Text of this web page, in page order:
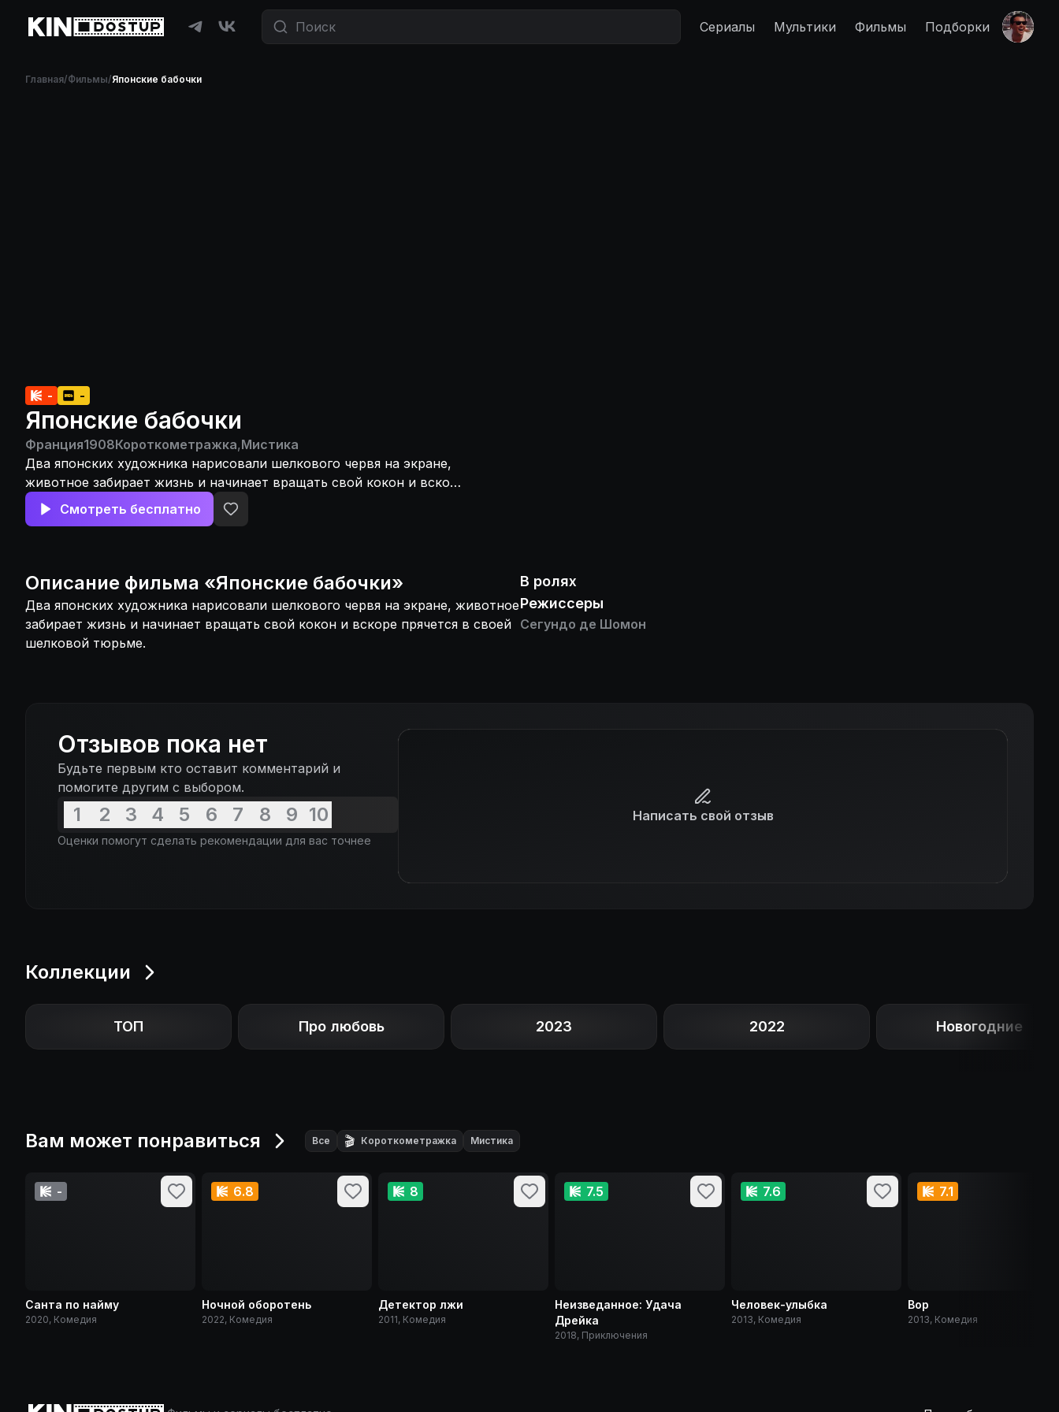
Сериалы Мультики Фильмы Подборки
Главная/Фильмы/Японские бабочки
- -
Японские бабочки
Франция1908Короткометражка,Мистика
Два японских художника нарисовали шелкового червя на экране,
животное забирает жизнь и начинает вращать свой кокон и вскоре
прячется в своей шелковой тюрьме.
Смотреть бесплатно
Описание фильма «Японские бабочки»
Два японских художника нарисовали шелкового червя на экране, животное
забирает жизнь и начинает вращать свой кокон и вскоре прячется в своей
шелковой тюрьме.
В ролях
Режиссеры
Сегундо де Шомон
Отзывов пока нет
Будьте первым кто оставит комментарий и
помогите другим с выбором.
1 2 3 4 5 6 7 8 9 10
Оценки помогут сделать рекомендации для вас точнее
Написать свой отзыв
Коллекции
ТОП Про любовь 2023 2022 Новогодние
Вам может понравиться Все 🎬 Короткометражка Мистика
-
Санта по найму
2020, Комедия
6.8
Ночной оборотень
2022, Комедия
8
Детектор лжи
2011, Комедия
7.5
Неизведанное: Удача
Дрейка
2018, Приключения
7.6
Человек-улыбка
2013, Комедия
7.1
Вор
2013, Комедия